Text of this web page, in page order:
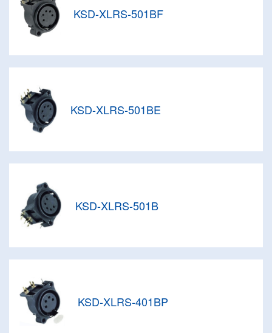
KSD-XLRS-501BF
KSD-XLRS-501BE
KSD-XLRS-501B
KSD-XLRS-401BP